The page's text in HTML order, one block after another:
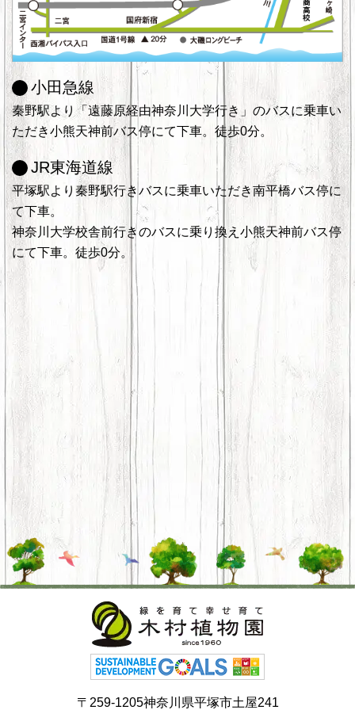
小田急線
秦野駅より「遠藤原経由神奈川大学行き」のバスに乗車い
ただき小熊天神前バス停にて下車。徒歩0分。
JR東海道線
平塚駅より秦野駅行きバスに乗車いただき南平橋バス停に
て下車。
神奈川大学校舎前行きのバスに乗り換え小熊天神前バス停
にて下車。徒歩0分。
〒259-1205神奈川県平塚市土屋241